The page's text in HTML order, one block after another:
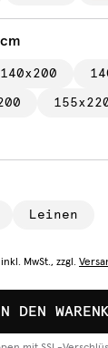
140x200
Leinen
inkl. MwSt., zzgl.
DEN